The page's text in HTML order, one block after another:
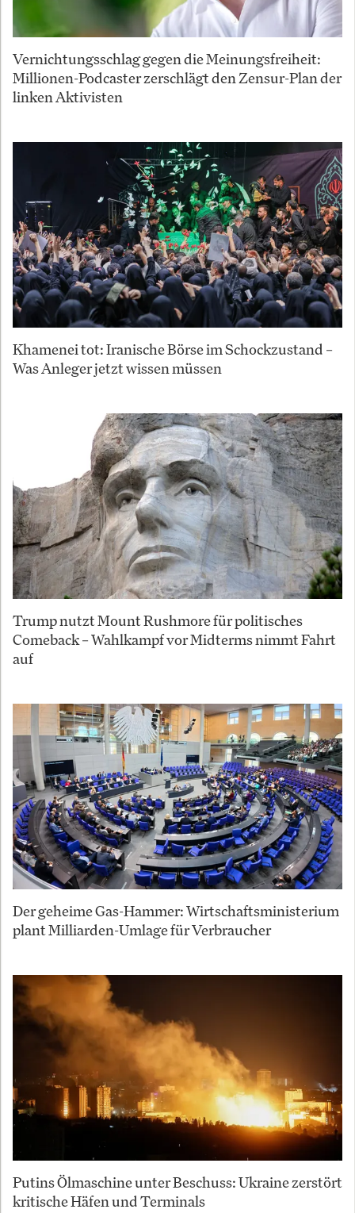
Vernichtungsschlag gegen die Meinungsfreiheit:
Millionen-Podcaster zerschlägt den Zensur-Plan der
linken Aktivisten
Khamenei tot: Iranische Börse im Schockzustand –
Was Anleger jetzt wissen müssen
Trump nutzt Mount Rushmore für politisches
Comeback – Wahlkampf vor Midterms nimmt Fahrt
auf
Der geheime Gas-Hammer: Wirtschaftsministerium
plant Milliarden-Umlage für Verbraucher
Putins Ölmaschine unter Beschuss: Ukraine zerstört
kritische Häfen und Terminals